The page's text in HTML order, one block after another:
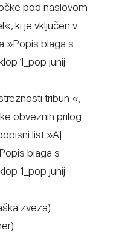
pod naslovom
ki je vključen v
»Popis blaga s
1_pop junij
tribun.«,
obveznih prilog
list »A|
blaga s
1_pop junij
zveza)